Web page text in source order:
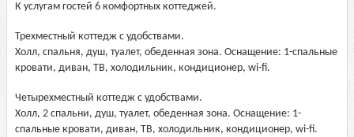
К услугам гостей 6 комфортных коттеджей.
Трехместный коттедж с удобствами.
Холл, спальня, душ, туалет, обеденная зона. Оснащение: 1-спальные
кровати, диван, ТВ, холодильник, кондиционер, wi-fi.
Четырехместный коттедж с удобствами.
Холл, 2 спальни, душ, туалет, обеденная зона. Оснащение: 1-
спальные кровати, диван, ТВ, холодильник, кондиционер, wi-fi.